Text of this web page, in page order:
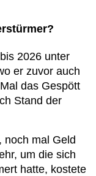
2026 unter
er zuvor auch
das Gespött
Stand der
noch mal Geld
um die sich
hatte, kostete